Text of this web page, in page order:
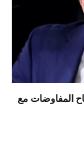
المفاوضات مع